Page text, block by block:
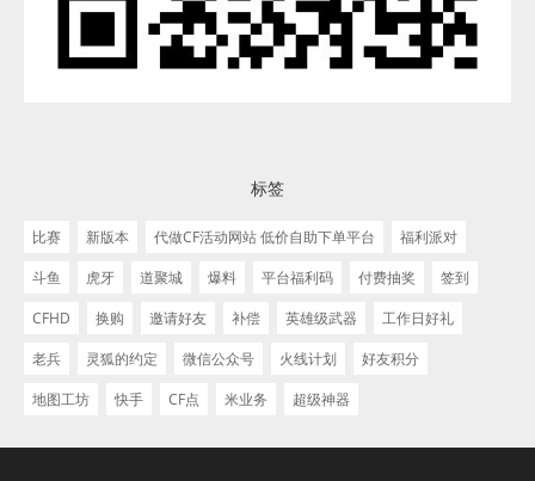
标签
比赛 新版本 代做CF活动网站 低价自助下单平台
福利派对
斗鱼
虎牙 道聚城 爆料 平台福利码 付费抽奖
签到
CFHD
换购 邀请好友 补偿 英雄级武器
工作日好礼
老兵
灵狐的约定 微信公众号 火线计划
好友积分
地图工坊
快手 CF点 米业务 超级神器